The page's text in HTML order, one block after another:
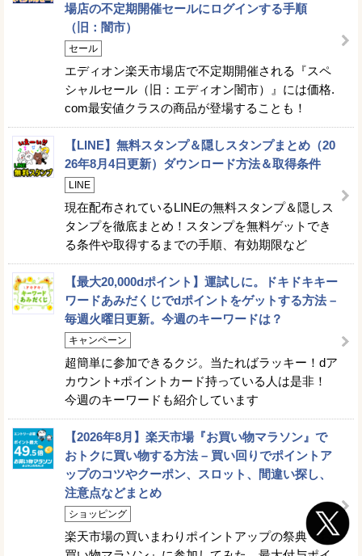
場店の不定期開催セールにログインする手順
（旧：闇市）
セール
エディオン楽天市場店で不定期開催される『スペ
シャルセール（旧：エディオン闇市）』には価格.
com最安値クラスの商品が登場することも！
【LINE】無料スタンプ＆隠しスタンプまとめ（20
26年8月4日更新）ダウンロード方法＆取得条件
LINE
現在配布されているLINEの無料スタンプ＆隠しス
タンプを徹底まとめ！スタンプを無料ゲットでき
る条件や取得するまでの手順、有効期限など
【最大20,000dポイント】運試しに。ドキドキキー
ワードあみだくじでdポイントをゲットする方法 –
毎週火曜日更新。今週のキーワードは？
キャンペーン
超簡単に参加できるクジ。当たればラッキー！dア
カウント+ポイントカード持っている人は是非！
今週のキーワードも紹介しています
【2026年8月】楽天市場『お買い物マラソン』で
おトクに買い物する方法 – 買い回りでポイントア
ップのコツやクーポン、スロット、間違い探し、
注意点などまとめ
ショッピング
楽天市場の買いまわりポイントアップの祭典『お